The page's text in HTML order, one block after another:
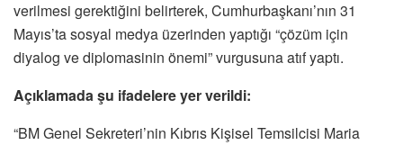
verilmesi gerektiğini belirterek, Cumhurbaşkanı’nın 31
Mayıs’ta sosyal medya üzerinden yaptığı “çözüm için
diyalog ve diplomasinin önemi” vurgusuna atıf yaptı.
Açıklamada şu ifadelere yer verildi:
“BM Genel Sekreteri’nin Kıbrıs Kişisel Temsilcisi Maria